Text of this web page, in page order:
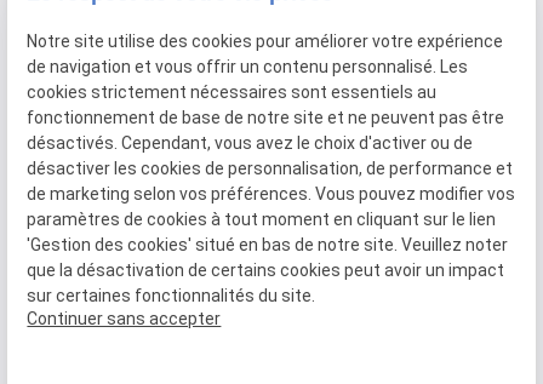
Facebook/Google Ads
Référencement naturel
Marketing digital
Liens utiles
Hotline
Paiement en ligne
Mentions légales
Politique de confidentialité
Gestion des cookies
Notre site utilise des cookies pour améliorer votre expérience
de navigation et vous offrir un contenu personnalisé. Les
cookies strictement nécessaires sont essentiels au
fonctionnement de base de notre site et ne peuvent pas être
désactivés. Cependant, vous avez le choix d'activer ou de
désactiver les cookies de personnalisation, de performance et
de marketing selon vos préférences. Vous pouvez modifier vos
paramètres de cookies à tout moment en cliquant sur le lien
'Gestion des cookies' situé en bas de notre site. Veuillez noter
que la désactivation de certains cookies peut avoir un impact
sur certaines fonctionnalités du site.
Continuer sans accepter